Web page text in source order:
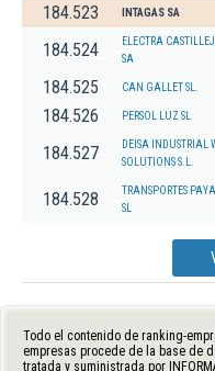
184.523 INTAGAS SA
184.524
ELECTRA
SA
184.525 CAN GALLET SL.
184.526 PERSOL LUZ SL
184.527
DEISA INDUSTRIAL
SOLUTIONS S.L.
184.528
TRANSPORTES
SL
Todo el contenido de ranking-
empresas procede de la base de
tratada y suministrada por